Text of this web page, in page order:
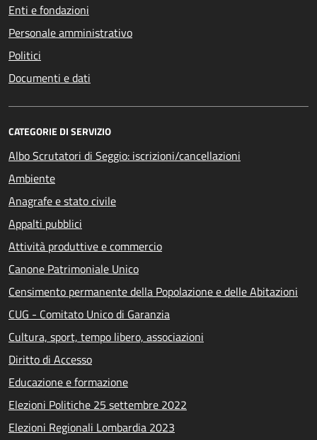
Enti e fondazioni
Personale amministrativo
Politici
Documenti e dati
CATEGORIE DI SERVIZIO
Albo Scrutatori di Seggio: iscrizioni/cancellazioni
Ambiente
Anagrafe e stato civile
Appalti pubblici
Attività produttive e commercio
Canone Patrimoniale Unico
Censimento permanente della Popolazione e delle Abitazioni
CUG - Comitato Unico di Garanzia
Cultura, sport, tempo libero, associazioni
Diritto di Accesso
Educazione e formazione
Elezioni Politiche 25 settembre 2022
Elezioni Regionali Lombardia 2023